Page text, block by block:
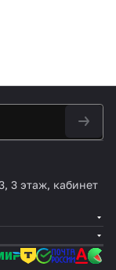
3 этаж, кабинет